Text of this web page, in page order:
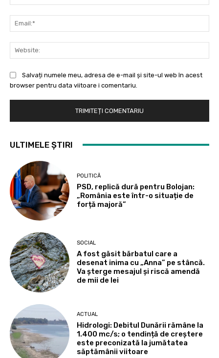
Salvați numele meu, adresa de e-mail și site-ul web în acest
browser pentru data viitoare i comentariu.
ULTIMELE ȘTIRI
POLITICĂ
PSD, replică dură pentru Bolojan:
„România este într-o situație de
forță majoră”
SOCIAL
A fost găsit bărbatul care a
desenat inima cu „Anna” pe stâncă.
Va șterge mesajul și riscă amendă
de mii de lei
ACTUAL
Hidrologi: Debitul Dunării rămâne la
1.400 mc/s; o tendință de creștere
este preconizată la jumătatea
săptămânii viitoare